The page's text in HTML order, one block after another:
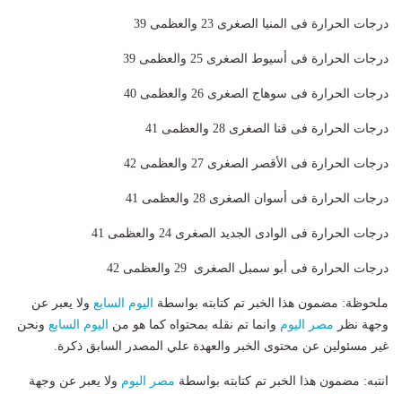
درجات الحرارة فى المنيا الصغرى 23 والعظمى 39
درجات الحرارة فى أسيوط الصغرى 25 والعظمى 39
درجات الحرارة فى سوهاج الصغرى 26 والعظمى 40
درجات الحرارة فى قنا الصغرى 28 والعظمى 41
درجات الحرارة فى الأقصر الصغرى 27 والعظمى 42
درجات الحرارة فى أسوان الصغرى 28 والعظمى 41
درجات الحرارة فى الوادى الجديد الصغرى 24 والعظمى 41
درجات الحرارة فى أبو سمبل الصغرى 29 والعظمى 42
ملحوظة: مضمون هذا الخبر تم كتابته بواسطة اليوم السابع ولا يعبر عن
وجهة نظر مصر اليوم وانما تم نقله بمحتواه كما هو من اليوم السابع ونحن
غير مسئولين عن محتوى الخبر والعهدة علي المصدر السابق ذكرة.
انتبه: مضمون هذا الخبر تم كتابته بواسطة مصر اليوم ولا يعبر عن وجهة